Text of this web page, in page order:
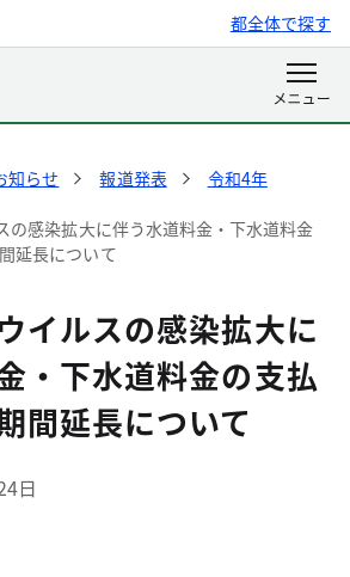
都全体で探す
知らせ 報道発表
令和4年
の感染拡大に伴う水道料金・下水道料金
延長について
イルスの感染拡大に
・下水道料金の支払
間延長について
日